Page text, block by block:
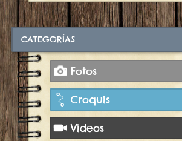
CATEGORÍAS
Fotos
Croquis
Videos